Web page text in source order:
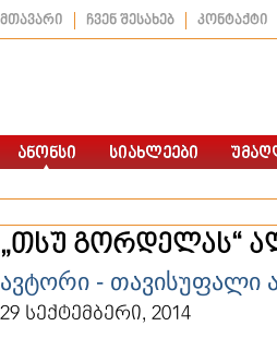
მთავარი ჩვენ შესახებ კონტაქტი
„თსუ გორდელას“
ავტორი - თავისუფალი
29 სექტემბერი, 2014